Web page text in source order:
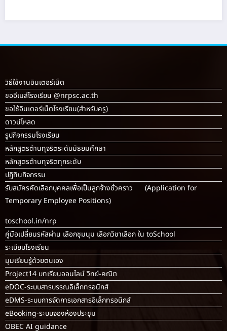
วิธีใช้งานอินเตอร์เน็ต
ขออีเมล์โรงเรียน @nrpsc.ac.th
ขอใช้อินเตอร์เน็ตโรงเรียน(สำหรับครู)
ดาวน์โหลด
รูปกิจกรรมโรงเรียน
หลักสูตรต้านทุจริตระดับมัธยมศึกษา
หลักสูตรต้านทุจริตทุกระดับ
ปฏิทินกิจกรรม
รับสมัครคัดเลือกบุคคลเพื่อเป็นลูกจ้างชั่วคราว (Application for
Temporary Employee Positions)
toschool.in/nrp
คู่มือเปลี่ยนรหัสผ่าน เลือกชุมนุม เลือกวิชาเลือก ใน toSchool
ระเบียบโรงเรียน
มุมเรียนรู้ด้วยตนเอง
Project14 บทเรียนออนไลน์ วิทย์-คณิต
eDOC-ระบบสารบรรณอิเล็กทรอนิกส์
eDMS-ระบบการจัดการเอกสารอิเล็กทรอนิกส์
eBooking-ระบบจองห้องประชุม
OBEC AI guidance